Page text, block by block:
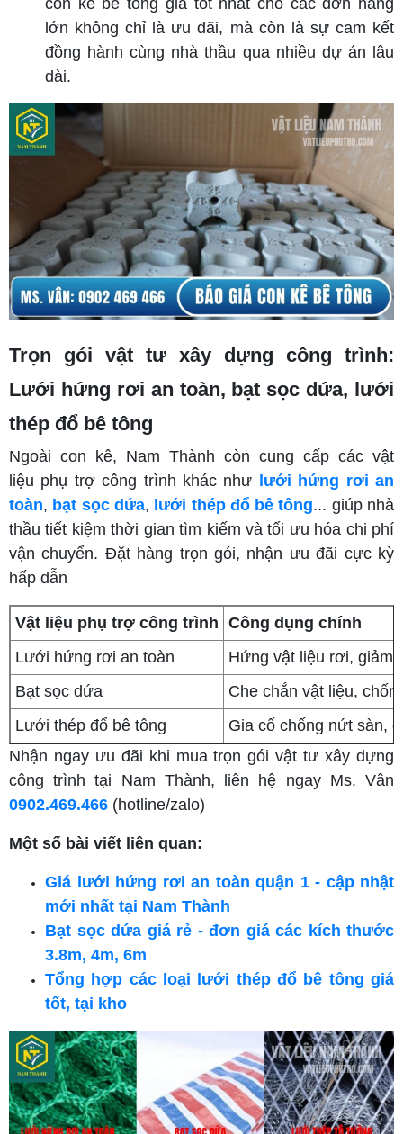
con kê bê tông giá tốt nhất cho các đơn hàng
lớn không chỉ là ưu đãi, mà còn là sự cam kết
đồng hành cùng nhà thầu qua nhiều dự án lâu
dài.
Trọn gói vật tư xây dựng công trình:
Lưới hứng rơi an toàn, bạt sọc dứa, lưới
thép đổ bê tông
Ngoài con kê, Nam Thành còn cung cấp các vật
liệu phụ trợ công trình khác như
lưới hứng rơi an
toàn, bạt sọc dứa, lưới thép đổ bê tông... giúp nhà
thầu tiết kiệm thời gian tìm kiếm và tối ưu hóa chi phí
vận chuyển. Đặt hàng trọn gói, nhận ưu đãi cực kỳ
hấp dẫn
Vật liệu phụ trợ công trình Công dụng chính
Lưới hứng rơi an toàn
Hứng vật liệu rơi, giảm
Bạt sọc dứa
Che chắn vật liệu,
Lưới thép đổ bê tông
Gia cố chống nứt sàn,
Nhận ngay ưu đãi khi mua trọn gói vật tư xây dựng
công trình tại Nam Thành, liên hệ ngay Ms. Vân
0902.469.466 (hotline/zalo)
Một số bài viết liên quan:
Giá lưới hứng rơi an toàn quận 1 - cập nhật
mới nhất tại Nam Thành
Bạt sọc dứa giá rẻ - đơn giá các kích thước
3.8m, 4m, 6m
Tổng hợp các loại lưới thép đổ bê tông giá
tốt, tại kho